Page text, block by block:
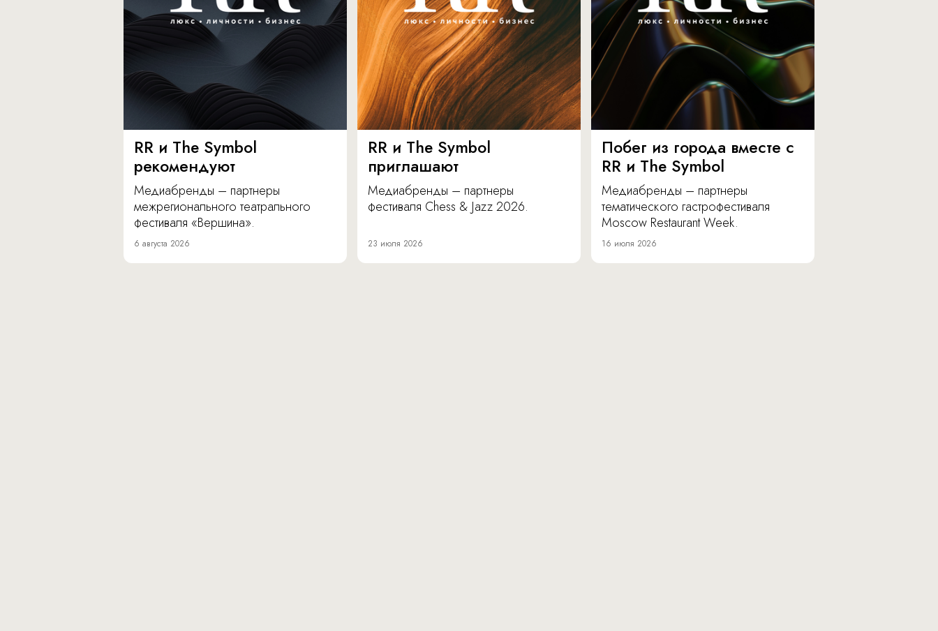
RR и The Symbol
рекомендуют
Медиабренды – партнеры
межрегионального театрального
фестиваля «Вершина».
6 августа 2026
RR и The Symbol
приглашают
Медиабренды – партнеры
фестиваля Chess & Jazz 2026.
23 июля 2026
Побег из города вместе с
RR и The Symbol
Медиабренды – партнеры
тематического гастрофестиваля
Moscow Restaurant Week.
16 июля 2026